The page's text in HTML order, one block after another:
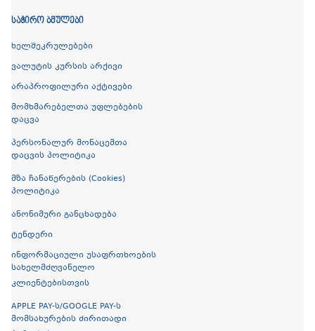
ᲡᲐᲭᲘᲠᲝ ᲑᲛᲣᲚᲔᲑᲘ
ხელშეკრულებები
ვალუტის კურსის არქივი
არაპროფილური აქტივები
მომხმარებელთა უფლებების
დაცვა
პერსონალურ მონაცემთა
დაცვის პოლიტიკა
მზა ჩანაწერების (Cookies)
პოლიტიკა
ანონიმური განცხადება
ტენდერი
ინფორმაციული უსაფრთხოების
სახელმძღვანელო
კლიენტებისთვის
APPLE PAY-ს/GOOGLE PAY-ს
მომსახურების ძირითადი